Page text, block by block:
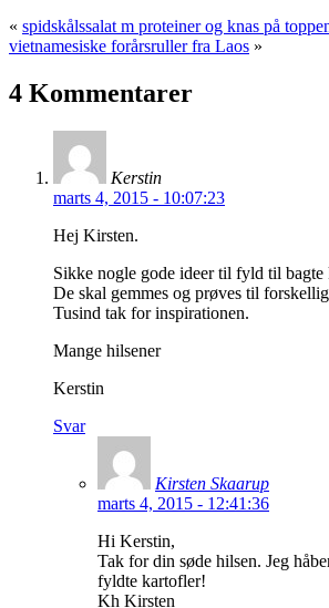
« spidskålssalat m proteiner og knas på
vietnamesiske forårsruller fra Laos »
4 Kommentarer
Kerstin
marts 4, 2015 - 10:07:23
Hej Kirsten.
Sikke nogle gode ideer til fyld til
De skal gemmes og prøves til
Tusind tak for inspirationen.
Mange hilsener
Kerstin
Svar
Kirsten Skaarup
marts 4, 2015 - 12:41:36
Hi Kerstin,
Tak for din søde hilsen. Jeg
fyldte kartofler!
Kh Kirsten